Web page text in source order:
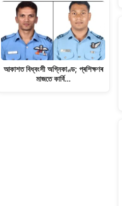
আকাশত বিধ্বংসী অগ্নিকাণ্ড; প্ৰশিক্ষণৰ
মাজতে কাৰ্বি…